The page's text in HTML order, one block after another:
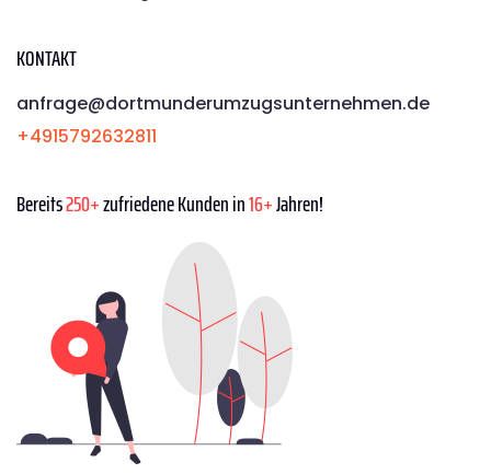
KONTAKT
anfrage@dortmunderumzugsunternehmen.de
+4915792632811
Bereits250+zufriedene Kunden in16+Jahren!